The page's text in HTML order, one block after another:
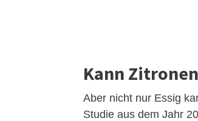
Kann
Aber nicht nur Essig
Studie aus dem Jahr